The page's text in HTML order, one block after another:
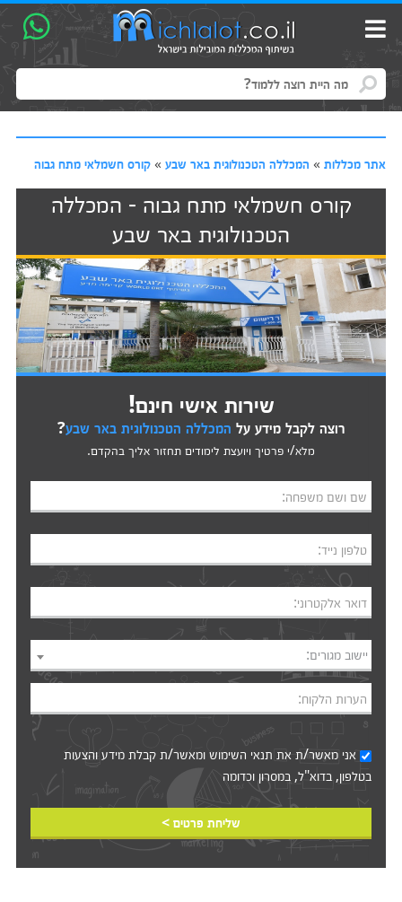
אתר מכללות» המכללה הטכנולוגית באר שבע» קורס חשמלאי מתח גבוה
קורס חשמלאי מתח גבוה - המכללה
הטכנולוגית באר שבע
שירות אישי חינם!
רוצה לקבל מידע על המכללה הטכנולוגית באר שבע?
מלא/י פרטיך ויועצת לימודים תחזור אליך בהקדם.
שם ושם משפחה:
טלפון נייד:
דואר אלקטרוני:
יישוב מגורים:
הערות הלקוח:
אני מאשר/ת את תנאי השימושומאשר/ת קבלת מידע והצעות
בטלפון, בדוא"ל, במסרון וכדומה‎‎
שליחת פרטים >